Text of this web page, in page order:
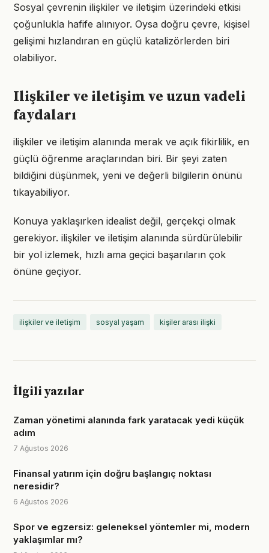
Sosyal çevrenin ilişkiler ve iletişim üzerindeki etkisi
çoğunlukla hafife alınıyor. Oysa doğru çevre, kişisel
gelişimi hızlandıran en güçlü katalizörlerden biri
olabiliyor.
Ilişkiler ve iletişim ve uzun vadeli
faydaları
ilişkiler ve iletişim alanında merak ve açık fikirlilik, en
güçlü öğrenme araçlarından biri. Bir şeyi zaten
bildiğini düşünmek, yeni ve değerli bilgilerin önünü
tıkayabiliyor.
Konuya yaklaşırken idealist değil, gerçekçi olmak
gerekiyor. ilişkiler ve iletişim alanında sürdürülebilir
bir yol izlemek, hızlı ama geçici başarıların çok
önüne geçiyor.
ilişkiler ve iletişim sosyal yaşam kişiler arası ilişki
İlgili yazılar
Zaman yönetimi alanında fark yaratacak yedi küçük
adım
7 Ağustos 2026
Finansal yatırım için doğru başlangıç noktası
neresidir?
6 Ağustos 2026
Spor ve egzersiz: geleneksel yöntemler mi, modern
yaklaşımlar mı?